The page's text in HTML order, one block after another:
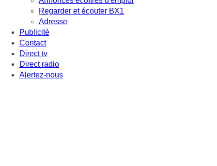
Regarder et écouter BX1
Adresse
Publicité
Contact
Direct tv
Direct radio
Alertez-nous